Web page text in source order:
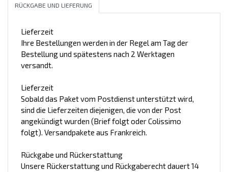
RÜCKGABE UND LIEFERUNG
Lieferzeit
Ihre Bestellungen werden in der Regel am Tag der
Bestellung und spätestens nach 2 Werktagen
versandt.
Lieferzeit
Sobald das Paket vom Postdienst unterstützt wird,
sind die Lieferzeiten diejenigen, die von der Post
angekündigt wurden (Brief folgt oder Colissimo
folgt). Versandpakete aus Frankreich.
Rückgabe und Rückerstattung
Unsere Rückerstattung und Rückgaberecht dauert 14